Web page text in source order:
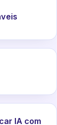
IA com